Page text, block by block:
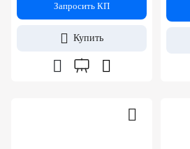
Запросить КП
Купить